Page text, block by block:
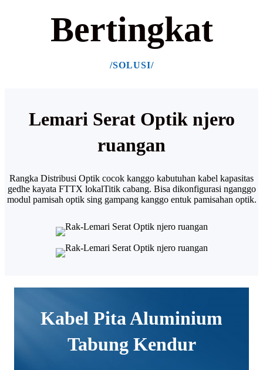
Bertingkat
/SOLUSI/
Lemari Serat Optik njero
ruangan
Rangka Distribusi Optik cocok kanggo kabutuhan kabel kapasitas
gedhe kayata FTTX lokalTitik cabang. Bisa dikonfigurasi nganggo
modul pamisah optik sing gampang kanggo entuk pamisahan optik.
Kabel Pita Aluminium
Tabung Kendur